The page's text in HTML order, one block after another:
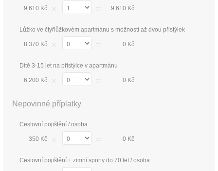
9 610 Kč 9 610 Kč
Lůžko ve čtyřlůžkovém apartmánu s možností až dvou přistýlek
8 370 Kč 0 Kč
Dítě 3-15 let na přistýlce v apartmánu
6 200 Kč 0 Kč
Nepovinné příplatky
Cestovní pojištění / osoba
350 Kč 0 Kč
Cestovní pojištění + zimní sporty do 70 let / osoba